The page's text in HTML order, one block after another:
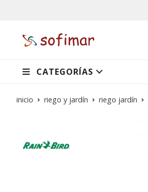
CATEGORÍAS
inicio riego y jardín riego jardín